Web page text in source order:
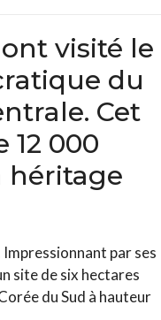
ont visité le
du
Cet
000
héritage
par ses
site de six hectares
du Sud à hauteur